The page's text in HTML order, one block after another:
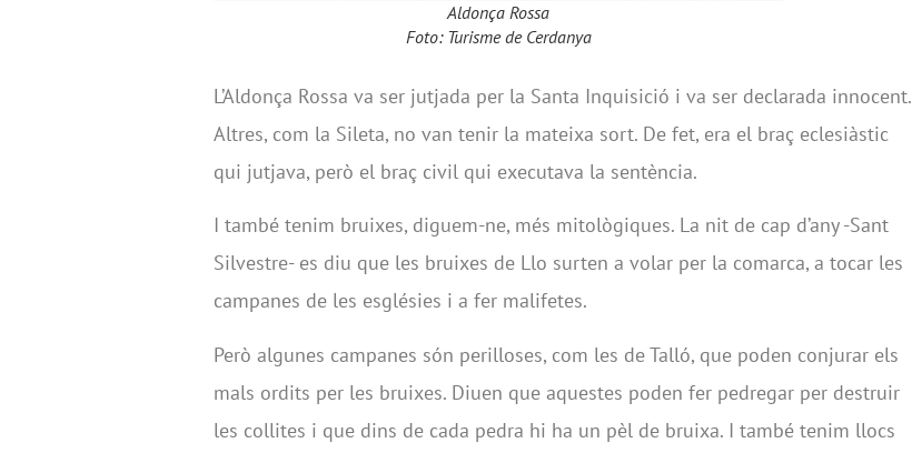
Aldonça Rossa
Foto: Turisme de Cerdanya
L’Aldonça Rossa va ser jutjada per la Santa Inquisició i va ser declarada innocent.
Altres, com la Sileta, no van tenir la mateixa sort. De fet, era el braç eclesiàstic
qui jutjava, però el braç civil qui executava la sentència.
I també tenim bruixes, diguem-ne, més mitològiques. La nit de cap d’any -Sant
Silvestre- es diu que les bruixes de Llo surten a volar per la comarca, a tocar les
campanes de les esglésies i a fer malifetes.
Però algunes campanes són perilloses, com les de Talló, que poden conjurar els
mals ordits per les bruixes. Diuen que aquestes poden fer pedregar per destruir
les collites i que dins de cada pedra hi ha un pèl de bruixa. I també tenim llocs